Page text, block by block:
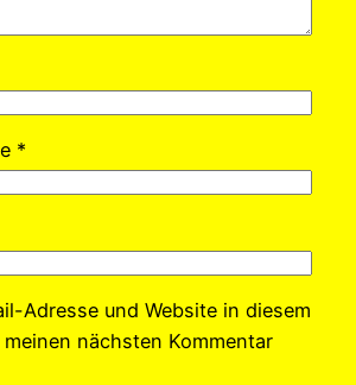
*
Adresse und Website in diesem
nächsten Kommentar